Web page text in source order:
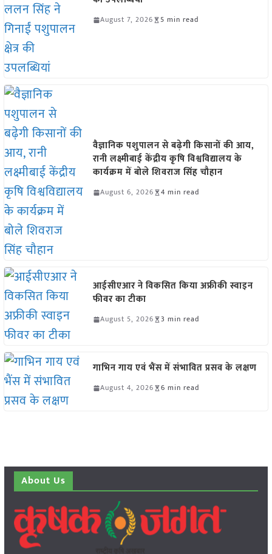
August 7, 2026 5 min read
वैज्ञानिक पशुपालन से बढ़ेगी किसानों की आय,
रानी लक्ष्मीबाई केंद्रीय कृषि विश्वविद्यालय के
कार्यक्रम में बोले शिवराज सिंह चौहान
August 6, 2026 4 min read
आईसीएआर ने विकसित किया अफ्रीकी स्वाइन
फीवर का टीका
August 5, 2026 3 min read
गाभिन गाय एवं भैंस में संभावित प्रसव के लक्षण
August 4, 2026 6 min read
About Us